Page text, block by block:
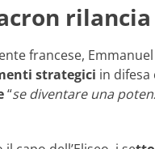
francese, Emmanuel
strategici in difesa
“se diventare una